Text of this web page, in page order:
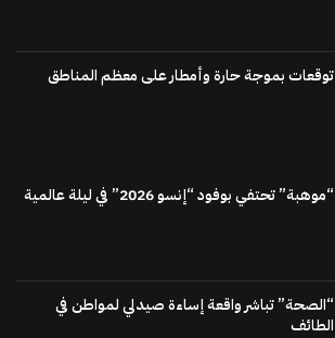
توقعات بموجة حارة وأمطار على معظم المناطق
“موهبة” تحتفي بوفود “إنسو 2026” في ليلة عالمية
“الصحة” تباشر واقعة إساءة صيدلي لمواطن في
الطائف